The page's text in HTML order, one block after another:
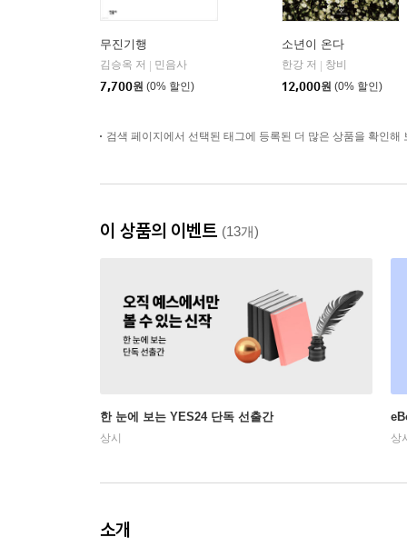
무진기행
김승옥 저
민음사
7,700원 (0% 할인)
소년이 온다
한강 저
창비
12,000원 (0% 할인)
검색 페이지에서 선택된 태그에 등록된 더 많은 상품을 확인해
이 상품의 이벤트 (13개)
한 눈에 보는 YES24 단독 선출간
상시 상
소개